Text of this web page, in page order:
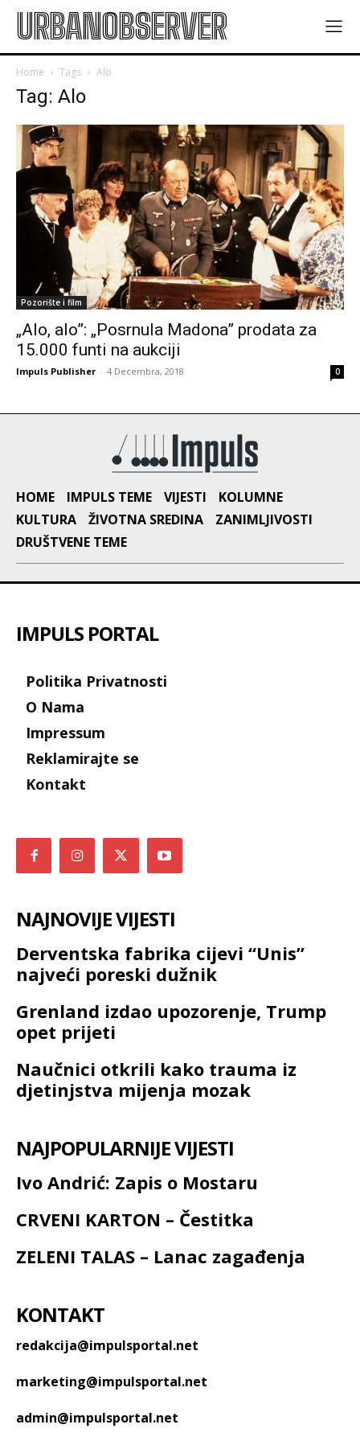
URBANOBSERVER
Home Tags Alo
Tag: Alo
Pozorište i film
„Alo, alo”: „Posrnula Madona” prodata za
15.000 funti na aukciji
Impuls Publisher - 4 Decembra, 2018 0
HOME IMPULS TEME VIJESTI
KOLUMNE
KULTURA
ŽIVOTNA SREDINA
ZANIMLJIVOSTI
DRUŠTVENE TEME
IMPULS PORTAL
Politika Privatnosti
O Nama
Impressum
Reklamirajte se
Kontakt
NAJNOVIJE VIJESTI
Derventska fabrika cijevi “Unis”
najveći poreski dužnik
Grenland izdao upozorenje, Trump
opet prijeti
Naučnici otkrili kako trauma iz
djetinjstva mijenja mozak
NAJPOPULARNIJE VIJESTI
Ivo Andrić: Zapis o Mostaru
CRVENI KARTON – Čestitka
ZELENI TALAS – Lanac zagađenja
KONTAKT
redakcija@impulsportal.net
marketing@impulsportal.net
admin@impulsportal.net